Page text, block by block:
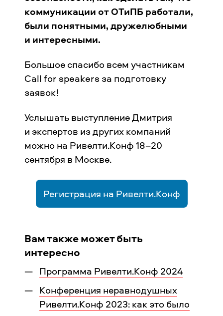
коммуникации от ОТиПБ работали,
были понятными, дружелюбными
и интересными.
Большое спасибо всем участникам
Call for speakers за подготовку
заявок!
Услышать выступление Дмитрия
и экспертов из других компаний
можно на Ривелти.Конф 18–20
сентября в Москве.
Регистрация на Ривелти.Конф
Вам также может быть
интересно
Программа Ривелти.Конф 2024
Конференция неравнодушных
Ривелти.Конф 2023: как это было